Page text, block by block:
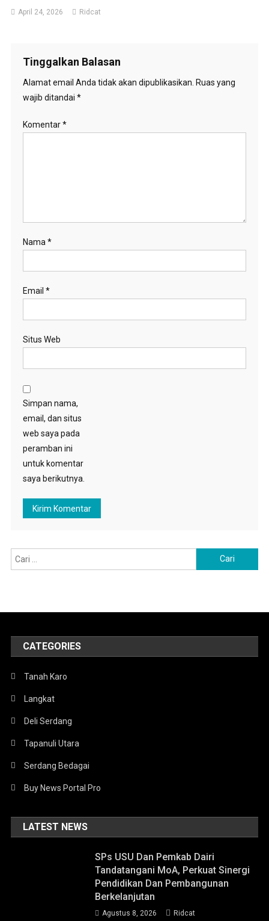
April 24, 2026 Ridcat
Tinggalkan Balasan
Alamat email Anda tidak akan dipublikasikan. Ruas yang
wajib ditandai *
Komentar*
Nama *
Email *
Situs Web
Simpan nama,
email, dan situs
web saya pada
peramban ini
untuk komentar
saya berikutnya.
untuk:
CATEGORIES
Tanah Karo
Langkat
Deli Serdang
Tapanuli Utara
Serdang Bedagai
Buy News Portal Pro
LATEST NEWS
SPs USU Dan Pemkab Dairi
Tandatangani MoA, Perkuat Sinergi
Pendidikan Dan Pembangunan
Berkelanjutan
Agustus 8, 2026 Ridcat